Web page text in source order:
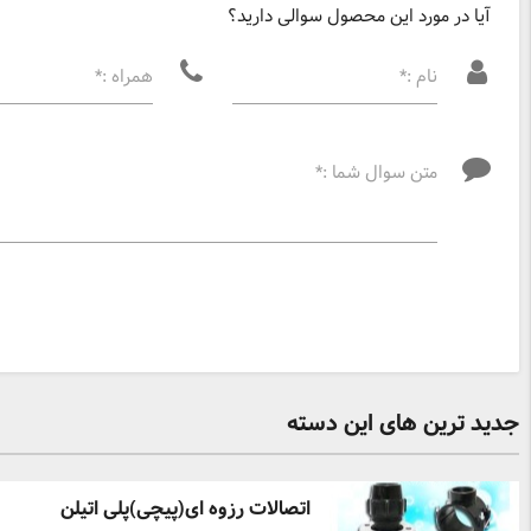
آیا در مورد این محصول سوالی دارید؟
نام :* همراه :*
متن سوال شما :*
جدید ترین های این دسته
اتصالات رزوه ای(پیچی)پلی اتیلن